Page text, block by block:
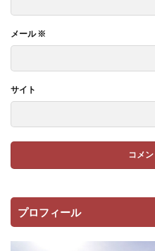
メール※
サイト
プロフィール